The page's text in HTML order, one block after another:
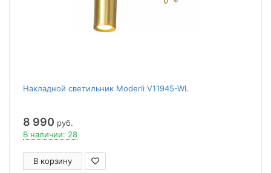
Накладной светильник Moderli V11945-WL
8 990 руб.
В наличии: 28
В корзину